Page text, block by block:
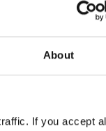
About
If you accept